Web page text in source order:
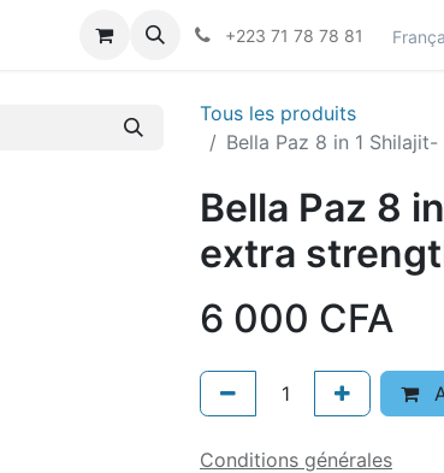
+223 71 78 78 81
Tous les produits
Bella Paz 8 in 1
Bella Paz 8
extra
6 000 CFA
Conditions générales